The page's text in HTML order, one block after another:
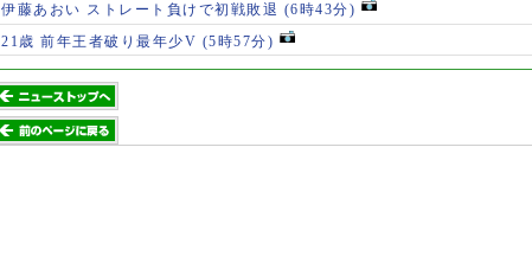
伊藤あおい ストレート負けで初戦敗退 (6時43分)
21歳 前年王者破り最年少V (5時57分)